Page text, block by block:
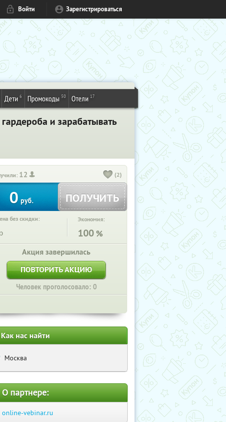
Войти Зарегистрироваться
Дети 6 Промокоды 50 Отели 17
и зарабатывать
12 (2)
0 руб. ПОЛУЧИТЬ
без скидки: Экономия:
100 %
Акция завершилась
ПОВТОРИТЬ АКЦИЮ
Человек проголосовало: 0
Как нас найти
Москва
О партнере:
online-vebinar.ru